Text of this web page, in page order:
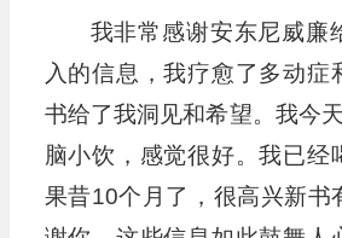
我非常感谢安东尼威廉
入的信息，我疗愈了多动症
书给了我洞见和希望。我今
脑小饮，感觉很好。我已经
果昔10个月了，很高兴新书